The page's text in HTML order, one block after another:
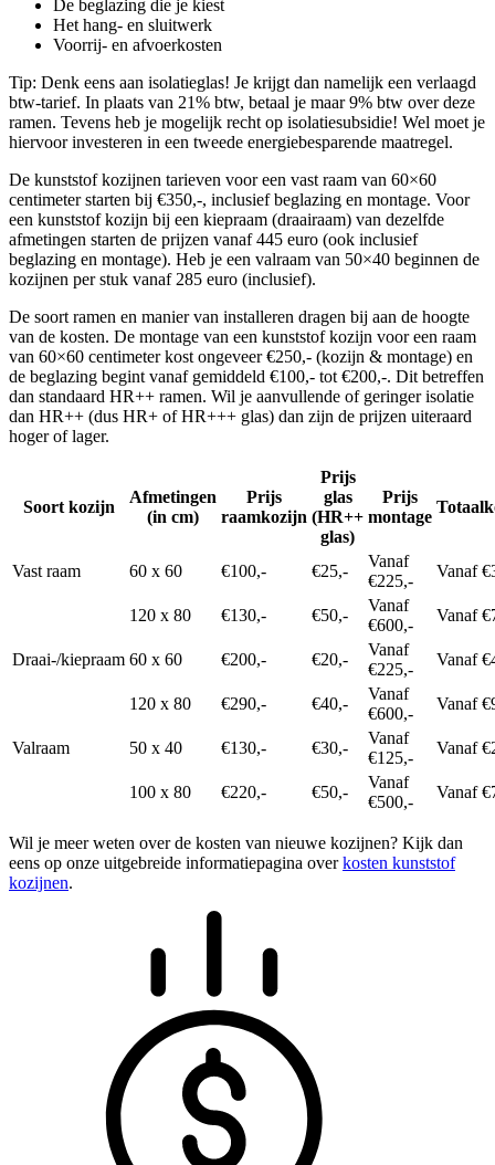
De beglazing die je kiest
Het hang- en sluitwerk
Voorrij- en afvoerkosten
Tip: Denk eens aan isolatieglas! Je krijgt dan namelijk een verlaagd
btw-tarief. In plaats van 21% btw, betaal je maar 9% btw over deze
ramen. Tevens heb je mogelijk recht op isolatiesubsidie! Wel moet je
hiervoor investeren in een tweede energiebesparende maatregel.
De kunststof kozijnen tarieven voor een vast raam van 60×60
centimeter starten bij €350,-, inclusief beglazing en montage. Voor
een kunststof kozijn bij een kiepraam (draairaam) van dezelfde
afmetingen starten de prijzen vanaf 445 euro (ook inclusief
beglazing en montage). Heb je een valraam van 50×40 beginnen de
kozijnen per stuk vanaf 285 euro (inclusief).
De soort ramen en manier van installeren dragen bij aan de hoogte
van de kosten. De montage van een kunststof kozijn voor een raam
van 60×60 centimeter kost ongeveer €250,- (kozijn & montage) en
de beglazing begint vanaf gemiddeld €100,- tot €200,-. Dit betreffen
dan standaard HR++ ramen. Wil je aanvullende of geringer isolatie
dan HR++ (dus HR+ of HR+++ glas) dan zijn de prijzen uiteraard
hoger of lager.
Soort kozijn
Afmetingen
(in cm)
Prijs
raamkozijn
Prijs
glas
(HR++
glas)
Prijs
montage
Vast raam 60 x 60 €100,- €25,-
Vanaf
€225,-
Vanaf
120 x 80 €130,- €50,-
Vanaf
€600,-
Vanaf
Draai-/kiepraam 60 x 60 €200,- €20,-
Vanaf
€225,-
Vanaf
120 x 80 €290,- €40,-
Vanaf
€600,-
Vanaf
Valraam 50 x 40 €130,- €30,-
Vanaf
€125,-
Vanaf
100 x 80 €220,- €50,-
Vanaf
€500,-
Vanaf
Wil je meer weten over de kosten van nieuwe kozijnen? Kijk dan
eens op onze uitgebreide informatiepagina overkosten kunststof
kozijnen.